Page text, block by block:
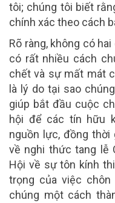
tôi; chúng tôi biết
chính xác theo cách
Rõ ràng, không có
có rất nhiều cách
chết và sự mất mát
là lý do tại sao
giúp bắt đầu cuộc
hội để các tín hữu
nguồn lực, đồng
về nghi thức tang lễ
Hội về sự tôn kính
trọng của việc
chúng một cách